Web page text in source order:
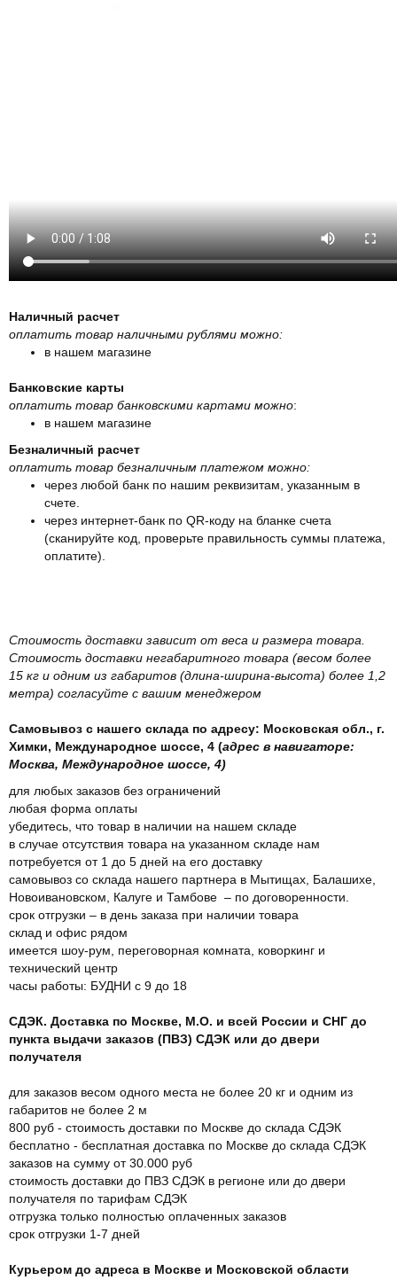
Наличный расчет
оплатить товар наличными рублями можно:
в нашем магазине
Банковские карты
оплатить товар банковскими картами можно:
в нашем магазине
Безналичный расчет
оплатить товар безналичным платежом можно:
через любой банк по нашим реквизитам, указанным в
счете.
через интернет-банк по QR-коду на бланке счета
(сканируйте код, проверьте правильность суммы платежа,
оплатите).
Стоимость доставки зависит от веса и размера товара.
Стоимость доставки негабаритного товара (весом более
15 кг и одним из габаритов (длина-ширина-высота) более 1,2
метра) согласуйте с вашим менеджером
Самовывоз с нашего склада по адресу: Московская обл., г.
Химки, Международное шоссе, 4 (адрес в навигаторе:
Москва, Международное шоссе, 4)
для любых заказов без ограничений
любая форма оплаты
убедитесь, что товар в наличии на нашем складе
в случае отсутствия товара на указанном складе нам
потребуется от 1 до 5 дней на его доставку
самовывоз со склада нашего партнера в Мытищах, Балашихе,
Новоивановском, Калуге и Тамбове – по договоренности.
срок отгрузки – в день заказа при наличии товара
склад и офис рядом
имеется шоу-рум, переговорная комната, коворкинг и
технический центр
часы работы: БУДНИ с 9 до 18
СДЭК. Доставка по Москве, М.О. и всей России и СНГ до
пункта выдачи заказов (ПВЗ) СДЭК или до двери
получателя
для заказов весом одного места не более 20 кг и одним из
габаритов не более 2 м
800 руб - стоимость доставки по Москве до склада СДЭК
бесплатно - бесплатная доставка по Москве до склада СДЭК
заказов на сумму от 30.000 руб
стоимость доставки до ПВЗ СДЭК в регионе или до двери
получателя по тарифам СДЭК
отгрузка только полностью оплаченных заказов
срок отгрузки 1-7 дней
Курьером до адреса в Москве и Московской области